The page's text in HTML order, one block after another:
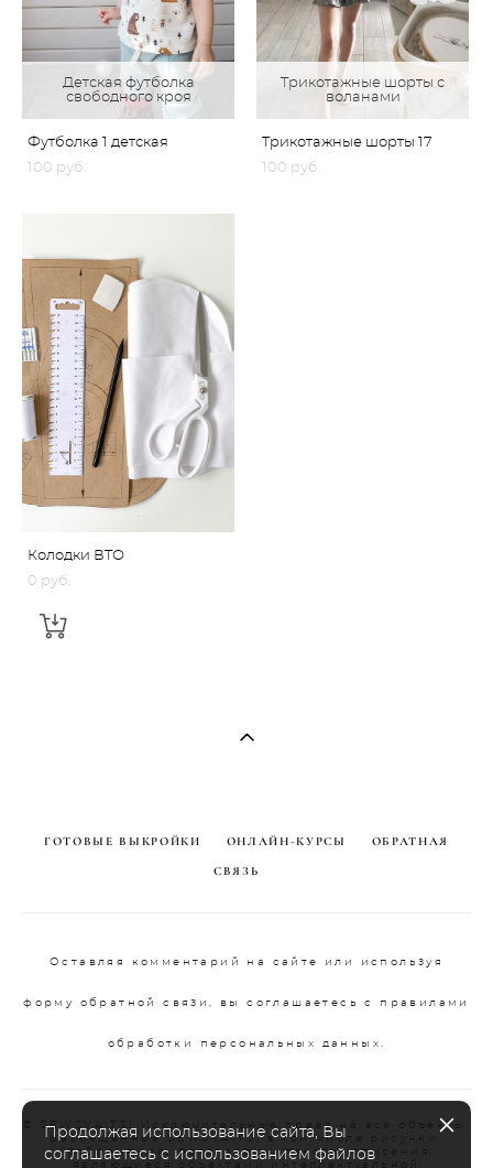
Детская футболка
свободного кроя
Футболка 1 детская
100 pуб.
Трикотажные шорты с
воланами
Трикотажные шорты 17
100 pуб.
Колодки ВТО
0 pуб.
ГОТОВЫЕ ВЫКРОЙКИ ОНЛАЙН-КУРСЫ ОБРАТНАЯ
СВЯЗЬ
Оставляя комментарий на сайте или используя
форму обратной связи, вы соглашаетесь с правилами
обработки персональных данных.
© SEWSVAITS| Исключительные права на все объекты,
размещенные SEWSVAITS, в том числе рисунки,
изображения, фотографии, тексты, описания,
являющиеся объектами интеллектуальной
Продолжая использование сайта, Вы
соглашаетесь с использованием файлов